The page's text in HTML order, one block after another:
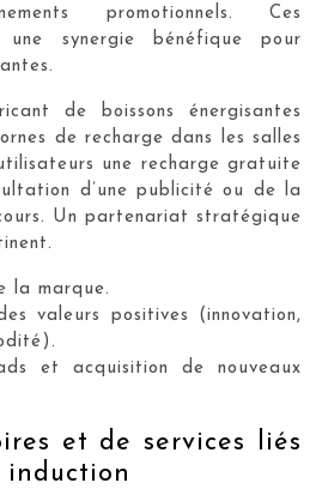
promotionnels. Ces
une synergie bénéfique pour
de boissons énergisantes
de recharge dans les salles
une recharge gratuite
d’une publicité ou de la
Un partenariat stratégique
la marque.
valeurs positives (innovation,
et acquisition de nouveaux
et de services liés